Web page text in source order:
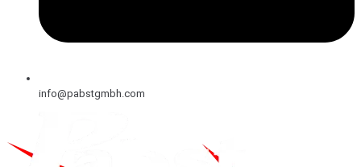
info@pabstgmbh.com